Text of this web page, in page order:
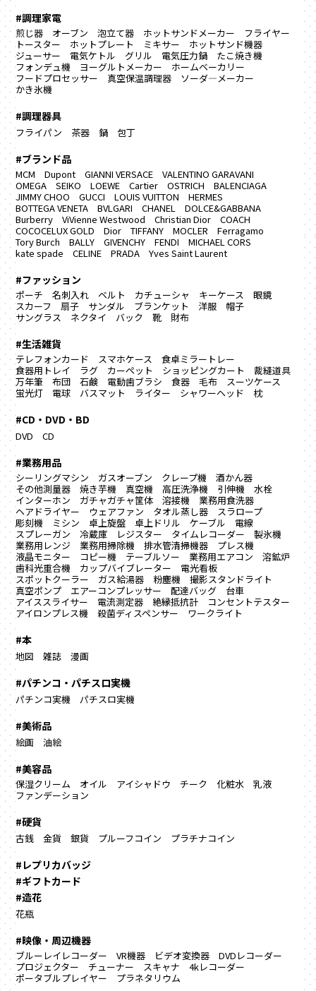
#調理家電
煎じ器 オーブン 泡立て器 ホットサンドメーカー
フライヤー
トースター
ホットプレート ミキサー
ホットサンド機器
ジューサー
電気ケトル グリル 電気圧力鍋
たこ焼き機
フォンデュ機
ヨーグルトメーカー
ホームベーカリー
フードプロセッサー
真空保温調理器
ソーダ―メーカー
かき氷機
#調理器具
フライパン 茶器 鍋 包丁
#ブランド品
MCM Dupont GIANNI VERSACE
VALENTINO GARAVANI
OMEGA
SEIKO LOEWE Cartier OSTRICH
BALENCIAGA
JIMMY CHOO
GUCCI LOUIS VUITTON
HERMES
BOTTEGA VENETA
BVLGARI CHANEL
DOLCE&GABBANA
Burberry
ViVienne Westwood Christian Dior
COACH
COCOCELUX GOLD
Dior TIFFANY MOCLER
Ferragamo
Tory Burch
BALLY GIVENCHY FENDI
MICHAEL CORS
kate spade
CELINE PRADA Yves Saint Laurent
#ファッション
ポーチ 名刺入れ ベルト カチューシャ キーケース
眼鏡
スカーフ
扇子 サンダル ブランケット 洋服
帽子
サングラス
ネクタイ バック 靴 財布
#生活雑貨
テレフォンカード スマホケース
食卓ミラートレー
食器用トレイ
ラグ カーペット ショッピングカート
裁縫道具
万年筆
布団 石鹸 電動歯ブラシ 食器 毛布
スーツケース
蛍光灯
電球 バスマット ライター シャワーヘッド 枕
#CD・DVD・BD
DVD CD
#業務用品
シーリングマシン ガスオーブン クレープ機
酒かん器
その他測量器
焼き芋機 真空機 高圧洗浄機 引伸機
水栓
インターホン
ガチャガチャ筐体 溶接機
業務用食洗器
ヘアドライヤー
ウェアファン タオル蒸し器
スラロープ
彫刻機
ミシン 卓上旋盤 卓上ドリル ケーブル
電線
スプレーガン
冷蔵庫 レジスター タイムレコーダー
製氷機
業務用レンジ
業務用掃除機 排水管清掃機器
プレス機
液晶モニター
コピー機 テーブルソー 業務用エアコン
溶鉱炉
歯科光重合機
カップバイブレーター
電光看板
スポットクーラー
ガス給湯器 粉塵機
撮影スタンドライト
真空ポンプ
エアーコンプレッサー 配達バッグ
台車
アイススライサー
電流測定器 絶縁抵抗計
コンセントテスター
アイロンプレス機
殺菌ディスペンサー ワークライト
#本
地図 雑誌 漫画
#パチンコ・パチスロ実機
パチンコ実機 パチスロ実機
#美術品
絵画 油絵
#美容品
保湿クリーム オイル アイシャドウ チーク 化粧水
乳液
ファンデーション
#硬貨
古銭 金貨 銀貨 プルーフコイン プラチナコイン
#レプリカバッジ
#ギフトカード
#造花
花瓶
#映像・周辺機器
ブルーレイレコーダー VR機器 ビデオ変換器
DVDレコーダー
プロジェクター
チューナー スキャナ
4kレコーダー
ポータブルプレイヤー
プラネタリウム